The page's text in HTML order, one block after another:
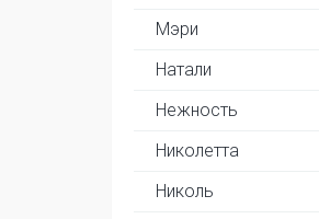
Мэри
Натали
Нежность
Николетта
Николь